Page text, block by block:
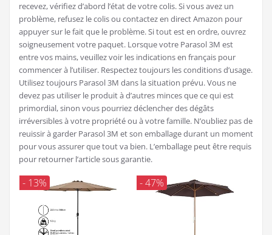
recevez, vérifiez d’abord l’état de votre colis. Si vous avez un
problème, refusez le colis ou contactez en direct Amazon pour
appuyer sur le fait que le problème. Si tout est en ordre, ouvrez
soigneusement votre paquet. Lorsque votre Parasol 3M est
entre vos mains, veuillez voir les indications en français pour
commencer à l’utiliser. Respectez toujours les conditions d’usage.
Utilisez toujours Parasol 3M dans la situation prévu. Vous ne
devez pas utiliser le produit à d’autres minces que ce qui est
primordial, sinon vous pourriez déclencher des dégâts
irréversibles à votre propriété ou à votre famille. N’oubliez pas de
reuissir à garder Parasol 3M et son emballage durant un moment
pour vous assurer que tout va bien. L’emballage peut être requis
pour retourner l’article sous garantie.
- 13% - 47%